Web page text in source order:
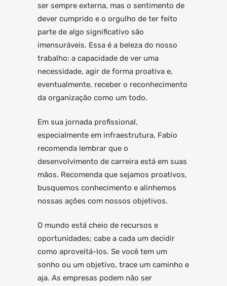
ser sempre externa, mas o sentimento de
dever cumprido e o orgulho de ter feito
parte de algo significativo são
imensuráveis. Essa é a beleza do nosso
trabalho: a capacidade de ver uma
necessidade, agir de forma proativa e,
eventualmente, receber o reconhecimento
da organização como um todo.
Em sua jornada profissional,
especialmente em infraestrutura, Fabio
recomenda lembrar que o
desenvolvimento de carreira está em suas
mãos. Recomenda que sejamos proativos,
busquemos conhecimento e alinhemos
nossas ações com nossos objetivos.
O mundo está cheio de recursos e
oportunidades; cabe a cada um decidir
como aproveitá-los. Se você tem um
sonho ou um objetivo, trace um caminho e
aja. As empresas podem não ser